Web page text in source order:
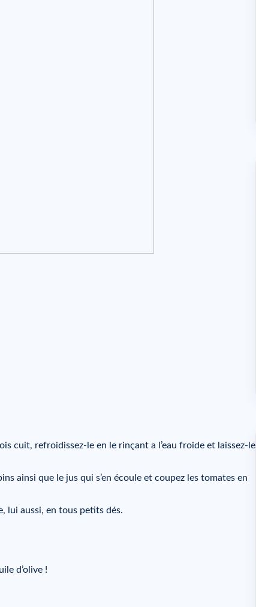
cuit, refroidissez-le en le rinçant a l’eau froide et laissez-le
ainsi que le jus qui s’en écoule et coupez les tomates en
lui aussi, en tous petits dés.
d’olive !